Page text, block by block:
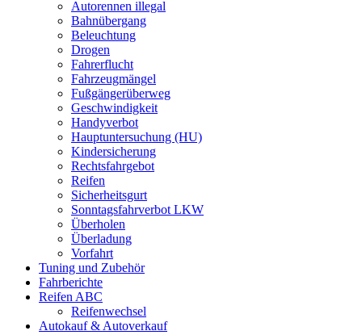
Autorennen illegal
Bahnübergang
Beleuchtung
Drogen
Fahrerflucht
Fahrzeugmängel
Fußgängerüberweg
Geschwindigkeit
Handyverbot
Hauptuntersuchung (HU)
Kindersicherung
Rechtsfahrgebot
Reifen
Sicherheitsgurt
Sonntagsfahrverbot LKW
Überholen
Überladung
Vorfahrt
Tuning und Zubehör
Fahrberichte
Reifen ABC
Reifenwechsel
Autokauf & Autoverkauf